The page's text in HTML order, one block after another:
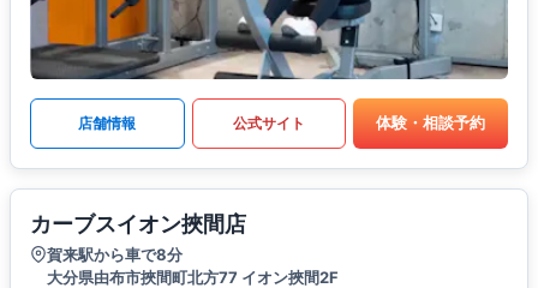
店舗情報 公式サイト 体験・相談予約
カーブスイオン挾間店
賀来駅から車で8分
大分県由布市挾間町北方77 イオン挾間2F